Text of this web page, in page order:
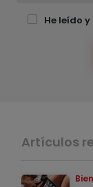
He leído
Artículos